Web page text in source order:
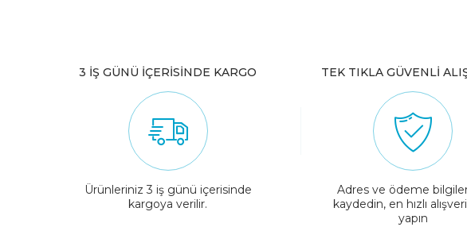
3 İŞ GÜNÜ İÇERİSİNDE KARGO
Ürünleriniz 3 iş günü içerisinde
kargoya verilir.
TEK TIKLA GÜVENLİ
Adres ve ödeme
kaydedin, en hızlı
yapın